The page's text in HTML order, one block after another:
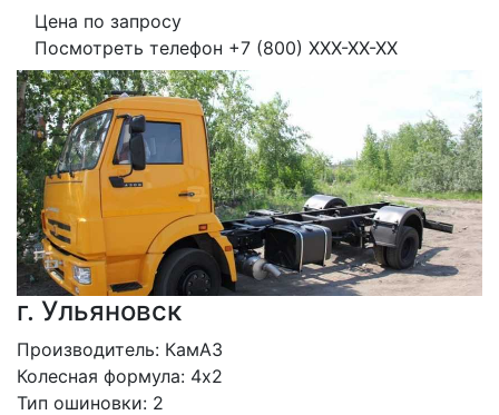
Цена по запросу
Посмотреть телефон +7 (800) XXX-XX-XX
г. Ульяновск
Производитель: КамАЗ
Колесная формула: 4х2
Тип ошиновки: 2